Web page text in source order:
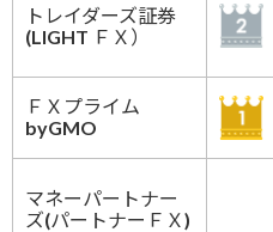
トレイダーズ証券
(LIGHT ＦＸ）
ＦＸプライム
byGMO
マネーパートナー
ズ(パートナーＦＸ)